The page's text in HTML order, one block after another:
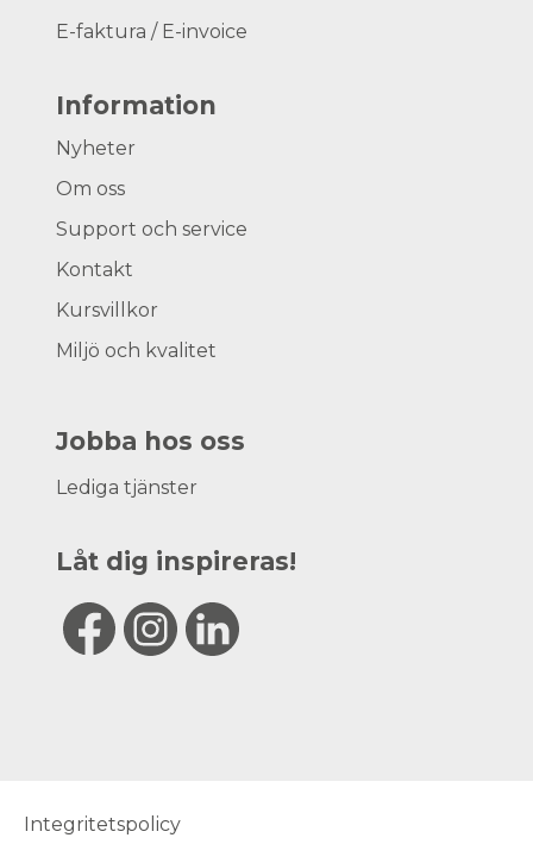
E-faktura / E-invoice
Information
Nyheter
Om oss
Support och service
Kontakt
Kursvillkor
Miljö och kvalitet
Jobba hos oss
Lediga tjänster
Låt dig inspireras!
Integritetspolicy